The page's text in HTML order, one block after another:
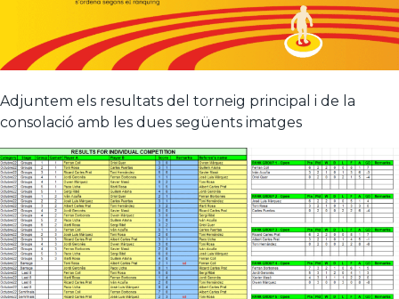
Adjuntem els resultats del torneig principal i de la
consolació amb les dues següents imatges